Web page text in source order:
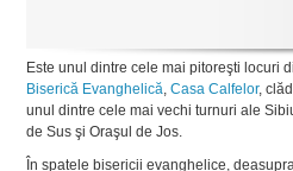
Este unul dintre cele mai pitoreşti locuri
Biserică Evanghelică, Casa Calfelor,
unul dintre cele mai vechi turnuri ale
de Sus şi Oraşul de Jos.
În spatele bisericii evanghelice,